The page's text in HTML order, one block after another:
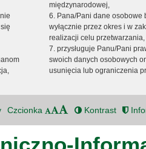
międzynarodowej,
6. Pana/Pani dane osobowe
wyłącznie przez okres i w
realizacji celu przetwarzania,
7. przysługuje Panu/Pani
swoich danych osobowych
usunięcia lub ograniczenia
Czcionka Kontrast